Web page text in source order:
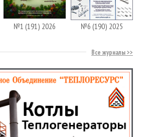
№1 (191) 2026 №6 (190) 2025
Все журналы